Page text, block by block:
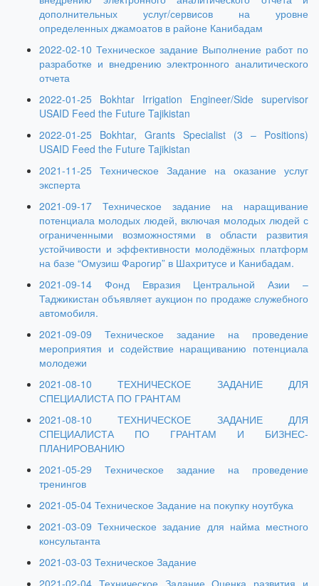
дополнительных услуг/сервисов на уровне
определенных джамоатов в районе Канибадам
2022-02-10 Техническое задание Выполнение работ по
разработке и внедрению электронного аналитического
отчета
2022-01-25 Bokhtar Irrigation Engineer/Side supervisor
USAID Feed the Future Tajikistan
2022-01-25 Bokhtar, Grants Specialist (3 – Positions)
USAID Feed the Future Tajikistan
2021-11-25 Техническое Задание на оказание услуг
эксперта
2021-09-17 Техническое задание на наращивание
потенциала молодых людей, включая молодых людей с
ограниченными возможностями в области развития
устойчивости и эффективности молодёжных платформ
на базе “Омузиш Фарогир” в Шахритусе и Канибадам.
2021-09-14 Фонд Евразия Центральной Азии –
Таджикистан объявляет аукцион по продаже служебного
автомобиля.
2021-09-09 Техническое задание на проведение
мероприятия и содействие наращиванию потенциала
молодежи
2021-08-10 ТЕХНИЧЕСКОЕ ЗАДАНИЕ ДЛЯ
СПЕЦИАЛИСТА ПО ГРАНТАМ
2021-08-10 ТЕХНИЧЕСКОЕ ЗАДАНИЕ ДЛЯ
СПЕЦИАЛИСТА ПО ГРАНТАМ И БИЗНЕС-
ПЛАНИРОВАНИЮ
2021-05-29 Техническое задание на проведение
тренингов
2021-05-04 Техническое Задание на покупку ноутбука
2021-03-09 Техническое задание для найма местного
консультанта
2021-03-03 Техническое Задание
2021-02-04 Техническое Задание Оценка развития и